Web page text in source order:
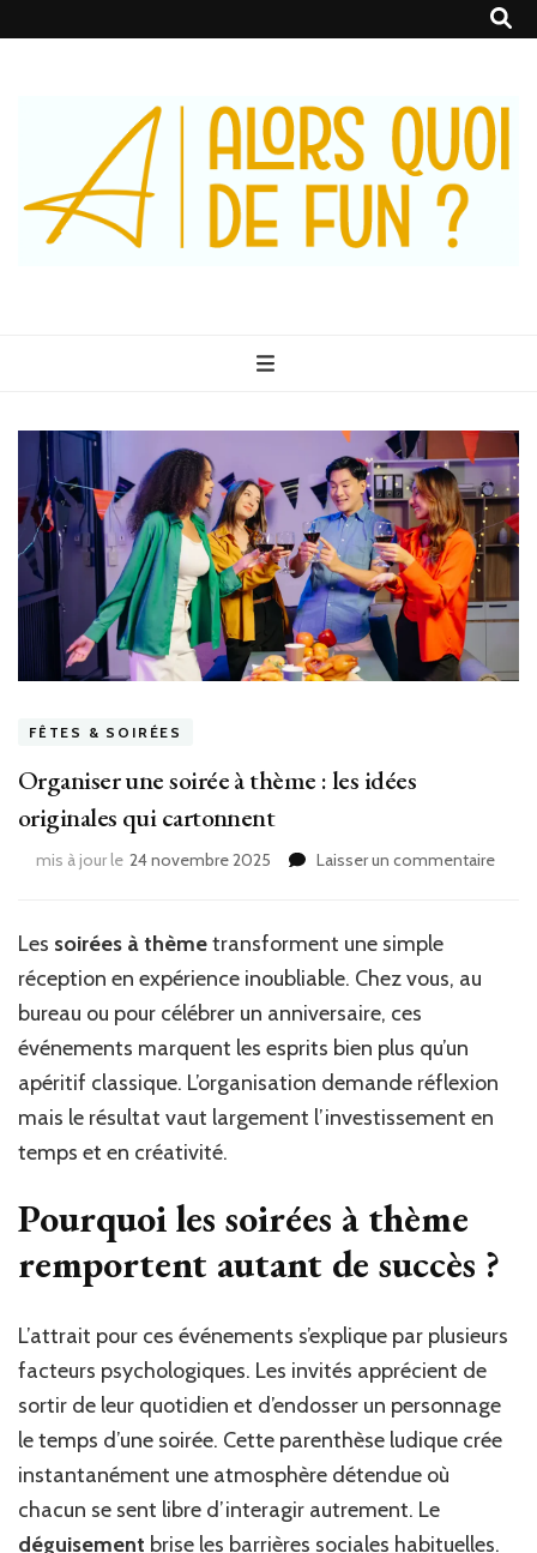
Fun ?
FÊTES & SOIRÉES
Organiser une soirée à thème : les idées
originales qui cartonnent
mis à jour le 24 novembre 2025 Laisser un commentairesur
Les soirées à thèmetransforment une simple
réception en expérience inoubliable. Chez vous, au
bureau ou pour célébrer un anniversaire, ces
événements marquent les esprits bien plus qu’un
apéritif classique. L’organisation demande réflexion
mais le résultat vaut largement l’investissement en
temps et en créativité.
Pourquoi les soirées à thème
remportent autant de succès ?
L’attrait pour ces événements s’explique par plusieurs
facteurs psychologiques. Les invités apprécient de
sortir de leur quotidien et d’endosser un personnage
le temps d’une soirée. Cette parenthèse ludique crée
instantanément une atmosphère détendue où
chacun se sent libre d’interagir autrement. Le
déguisement brise les barrières sociales habituelles.